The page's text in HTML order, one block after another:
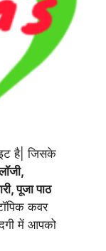
है| जिसके
पूजा पाठ
कवर
में आपको